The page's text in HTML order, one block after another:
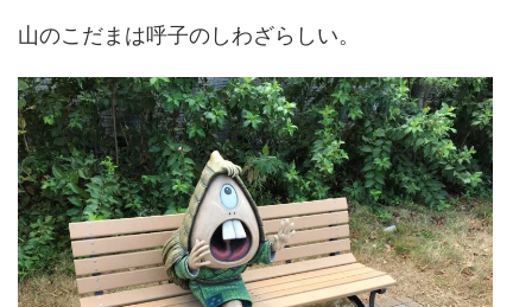
山のこだまは呼子のしわざらしい。